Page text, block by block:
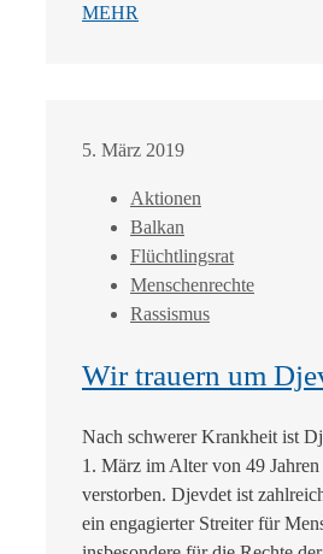
MEHR
5. März 2019
Aktionen
Balkan
Flüchtlingsrat
Menschenrechte
Rassismus
Wir trauern um
Nach schwerer Krankheit ist
1. März im Alter von 49
verstorben. Djevdet ist
ein engagierter Streiter für